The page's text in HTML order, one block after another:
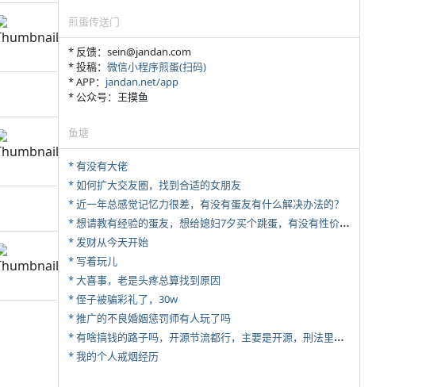
煎蛋传送门
* 反馈：sein@jandan.com
* 投稿： 微信小程序煎蛋(扫码)
* APP： jandan.net/app
* 公众号：王摸鱼
鱼塘
* 有没有大佬
* 如何扩大交友圈，找到合适的女朋友
* 近一年总感觉记忆力很差，有没有蛋友有什么解决办法的？
*
想请教有经验的蛋友，想给媳妇7夕买个跳蛋，有没有性价比高的推荐
* 发财从今天开始
* 写着玩儿
* 大喜事，老是头疼总算找到原因
* 侄子被骗彩礼了，30w
* 推广的不良婚姻惩罚师有人玩了吗
*
有啥搞钱的路子吗，开源节流都行，主要是开源，刑法里的咱不做
* 我的个人戒烟经历